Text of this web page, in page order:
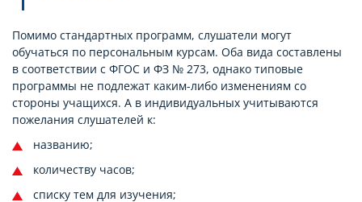
Помимо стандартных программ, слушатели могут
обучаться по персональным курсам. Оба вида составлены
в соответствии с ФГОС и ФЗ № 273, однако типовые
программы не подлежат каким-либо изменениям со
стороны учащихся. А в индивидуальных учитываются
пожелания слушателей к:
названию;
количеству часов;
списку тем для изучения;